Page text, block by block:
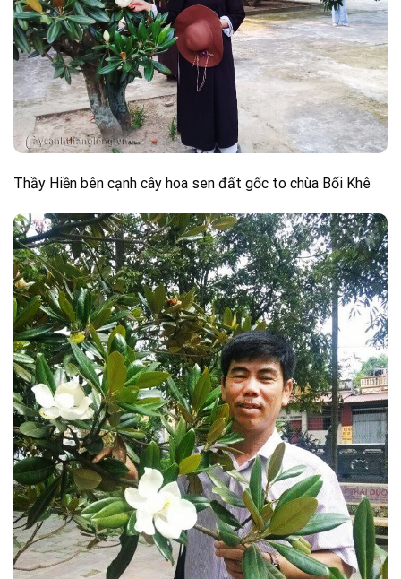
Thầy Hiền bên cạnh cây hoa sen đất gốc to chùa Bối Khê